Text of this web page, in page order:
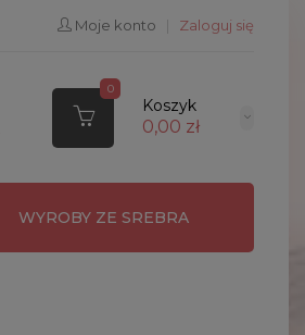
Moje konto Zaloguj się
0
Koszyk
0,00 zł
WYROBY ZE SREBRA